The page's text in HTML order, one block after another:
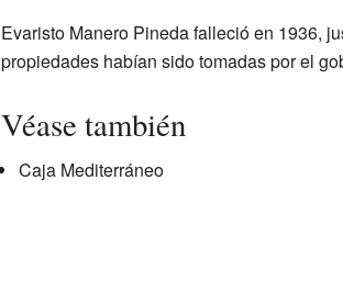
Evaristo Manero Pineda falleció en 1936,
propiedades habían sido tomadas por el
Véase también
Caja Mediterráneo